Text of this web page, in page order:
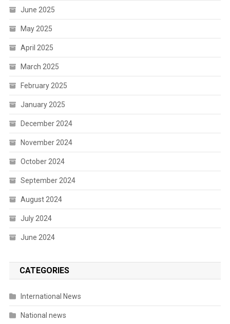
June 2025
May 2025
April 2025
March 2025
February 2025
January 2025
December 2024
November 2024
October 2024
September 2024
August 2024
July 2024
June 2024
CATEGORIES
International News
National news